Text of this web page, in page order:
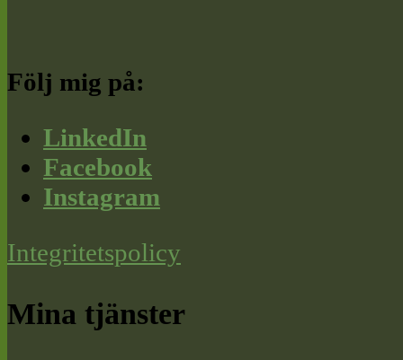
Följ mig på:
LinkedIn
Facebook
Instagram
Integritetspolicy
Mina tjänster